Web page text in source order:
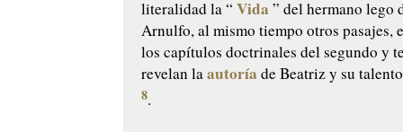
literalidad la “Vida ” del hermano lego
Arnulfo, al mismo tiempo otros pasajes,
los capítulos doctrinales del segundo y
revelan laautoría de Beatriz y su
8.